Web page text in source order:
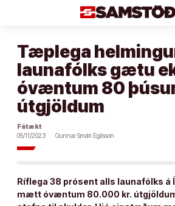
Tæplega
launafólks gætu
óvæntum 80
útgjöldum
Fátækt
05/11/2023
Gunnar Smári Egilsson
Ríflega 38 prósent alls launafólks á
mætt óvæntum 80.000 kr.